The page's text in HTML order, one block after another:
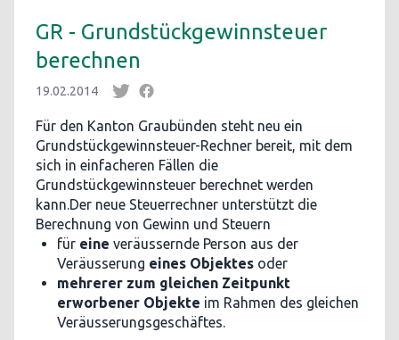
GR - Grundstückgewinnsteuer
berechnen
19.02.2014
Für den Kanton Graubünden steht neu ein
Grundstückgewinnsteuer-Rechner bereit, mit dem
sich in einfacheren Fällen die
Grundstückgewinnsteuer berechnet werden
kann.Der neue Steuerrechner unterstützt die
Berechnung von Gewinn und Steuern
für eine veräussernde Person aus der
Veräusserung eines Objektes oder
mehrerer zum gleichen Zeitpunkt
erworbener Objekte im Rahmen des gleichen
Veräusserungsgeschäftes.